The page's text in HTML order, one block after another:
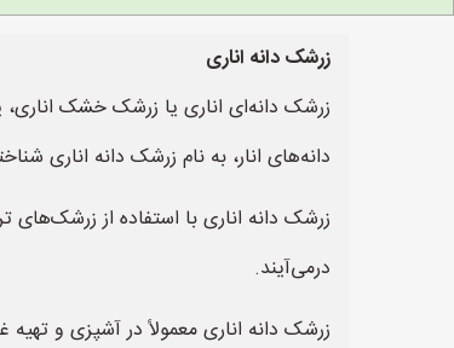
زرشک دانه اناری
زرشک دانه‌ای اناری یا زرشک خشک
دانه‌های انار، به نام زرشک دانه اناری
زرشک دانه اناری با استفاده از
درمی‌آیند.
زرشک دانه اناری معمولاً در آشپزی و